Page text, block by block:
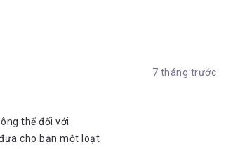
7 tháng trước
thể đối với
cho bạn một loạt